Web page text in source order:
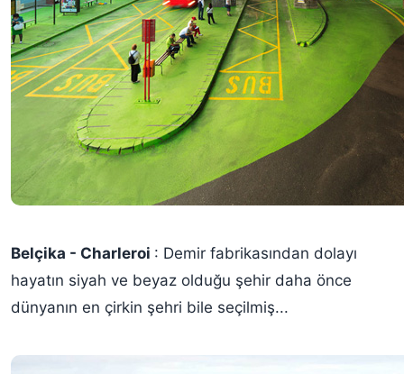
Belçika - Charleroi : Demir fabrikasından dolayı
hayatın siyah ve beyaz olduğu şehir daha önce
dünyanın en çirkin şehri bile seçilmiş...